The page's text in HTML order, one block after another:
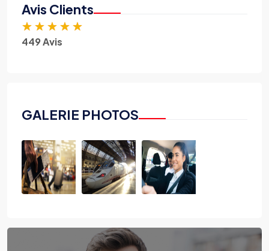
Avis Clients
★ ★ ★ ★ ★
449 Avis
GALERIE PHOTOS